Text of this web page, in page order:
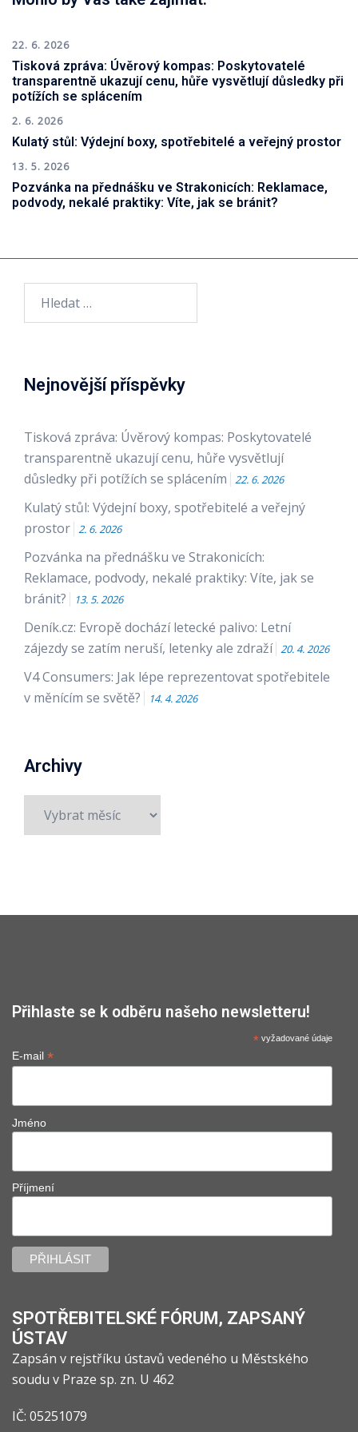
22. 6. 2026
Tisková zpráva: Úvěrový kompas: Poskytovatelé
transparentně ukazují cenu, hůře vysvětlují důsledky při
potížích se splácením
2. 6. 2026
Kulatý stůl: Výdejní boxy, spotřebitelé a veřejný prostor
13. 5. 2026
Pozvánka na přednášku ve Strakonicích: Reklamace,
podvody, nekalé praktiky: Víte, jak se bránit?
Nejnovější příspěvky
Tisková zpráva: Úvěrový kompas: Poskytovatelé
transparentně ukazují cenu, hůře vysvětlují
důsledky při potížích se splácením
22. 6. 2026
Kulatý stůl: Výdejní boxy, spotřebitelé a veřejný
prostor 2. 6. 2026
Pozvánka na přednášku ve Strakonicích:
Reklamace, podvody, nekalé praktiky: Víte, jak se
bránit?
13. 5. 2026
Deník.cz: Evropě dochází letecké palivo: Letní
zájezdy se zatím neruší, letenky ale zdraží 20. 4. 2026
V4 Consumers: Jak lépe reprezentovat spotřebitele
v měnícím se světě?
14. 4. 2026
Archivy
Přihlaste se k odběru našeho newsletteru!
* vyžadované údaje
E-mail *
Jméno
Příjmení
SPOTŘEBITELSKÉ FÓRUM, ZAPSANÝ
ÚSTAV
Zapsán v rejstříku ústavů vedeného u Městského
soudu v Praze sp. zn. U 462
IČ: 05251079